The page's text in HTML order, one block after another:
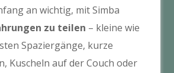
an wichtig, mit Simba
zu teilen – kleine wie
Spaziergänge, kurze
Kuscheln auf der Couch oder